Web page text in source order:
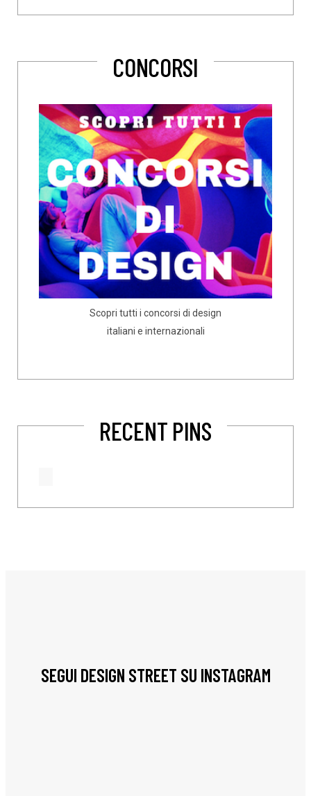
CONCORSI
Scopri tutti i concorsi di design
italiani e internazionali
RECENT PINS
SEGUI DESIGN STREET SU INSTAGRAM